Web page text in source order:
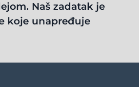
Naš zadatak je
koje unapređuje